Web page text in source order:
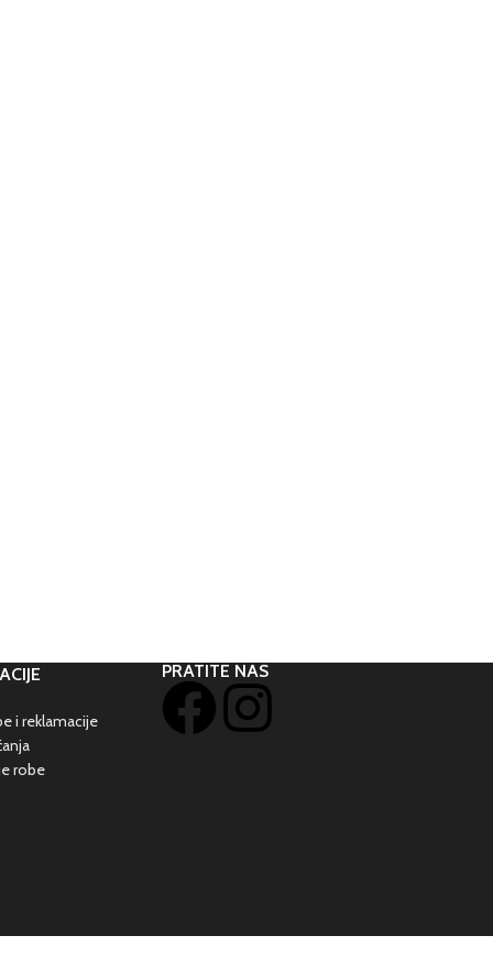
i reklamacije
robe
PRATITE NAS